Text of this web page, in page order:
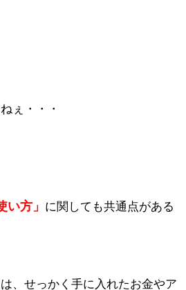
ぇ・・・
い方」 に関しても共通点がある
、せっかく手に入れたお金やア